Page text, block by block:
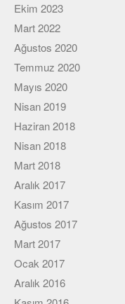
Ekim 2023
Mart 2022
Ağustos 2020
Temmuz 2020
Mayıs 2020
Nisan 2019
Haziran 2018
Nisan 2018
Mart 2018
Aralık 2017
Kasım 2017
Ağustos 2017
Mart 2017
Ocak 2017
Aralık 2016